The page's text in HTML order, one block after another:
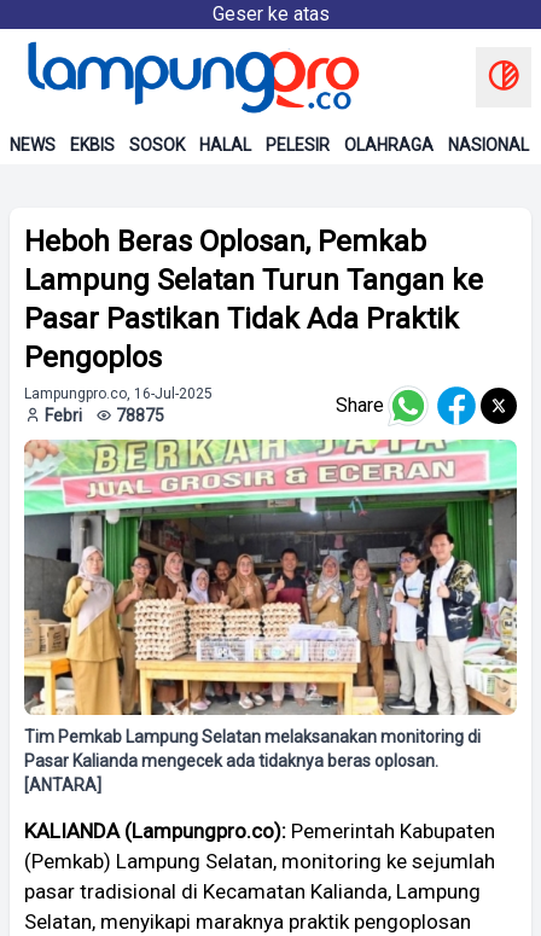
Geser ke atas
NEWS EKBIS SOSOK HALAL PELESIR OLAHRAGA NASIONAL
Heboh Beras Oplosan, Pemkab
Lampung Selatan Turun Tangan ke
Pasar Pastikan Tidak Ada Praktik
Pengoplos
Lampungpro.co, 16-Jul-2025
Febri 78875 Share
Tim Pemkab Lampung Selatan melaksanakan monitoring di
Pasar Kalianda mengecek ada tidaknya beras oplosan.
[ANTARA]
KALIANDA (Lampungpro.co): Pemerintah Kabupaten
(Pemkab) Lampung Selatan, monitoring ke sejumlah
pasar tradisional di Kecamatan Kalianda, Lampung
Selatan, menyikapi maraknya praktik pengoplosan